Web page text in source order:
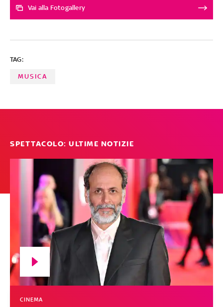
diventa il singolo top di aprile: racconta il potere dei
nuovo, fotografico brano di Chiamamifaro, 'Ma Ma Ma'.
Le altre canzoni, scelte tra oltre 250 ascolti, tutte
Vai alla Fotogallery
TAG:
MUSICA
SPETTACOLO: ULTIME NOTIZIE
CINEMA